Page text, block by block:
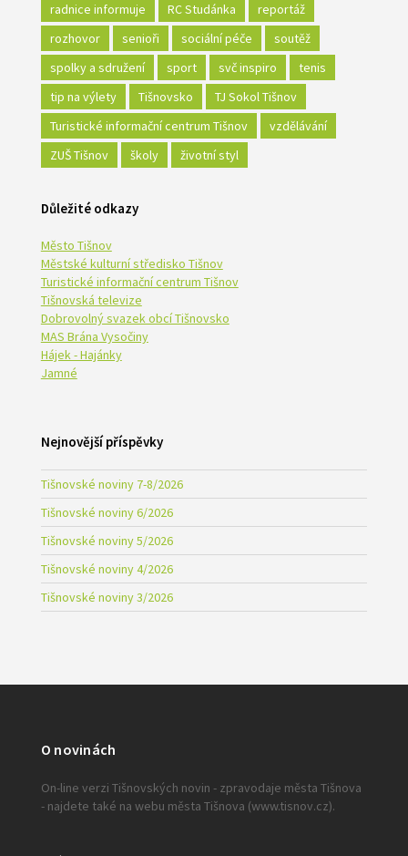
radnice informuje
RC Studánka
reportáž
rozhovor
senioři sociální péče
soutěž
spolky a sdružení
sport svč inspiro
tenis
tip na výlety
Tišnovsko
TJ Sokol Tišnov
Turistické informační centrum Tišnov
vzdělávání
ZUŠ Tišnov
školy životní styl
Důležité odkazy
Město Tišnov
Městské kulturní středisko Tišnov
Turistické informační centrum Tišnov
Tišnovská televize
Dobrovolný svazek obcí Tišnovsko
MAS Brána Vysočiny
Hájek - Hajánky
Jamné
Nejnovější příspěvky
Tišnovské noviny 7-8/2026
Tišnovské noviny 6/2026
Tišnovské noviny 5/2026
Tišnovské noviny 4/2026
Tišnovské noviny 3/2026
O novinách
On-line verzi Tišnovských novin - zpravodaje města Tišnova
- najdete také na webu města Tišnova (www.tisnov.cz).